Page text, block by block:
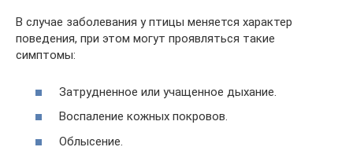
В случае заболевания у птицы меняется характер
поведения, при этом могут проявляться такие
симптомы:
Затрудненное или учащенное дыхание.
Воспаление кожных покровов.
Облысение.